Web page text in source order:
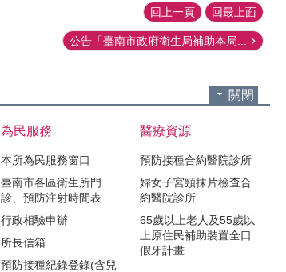
回上一頁 回最上面
公告「臺南市政府衛生局補助本局...
關閉
為民服務
本所為民服務窗口
臺南市各區衛生所門
診、預防注射時間表
行政相驗申辦
所長信箱
預防接種紀錄登錄(含兒
醫療資源
預防接種合約醫院診所
婦女子宮頸抹片檢查合
約醫院診所
65歲以上老人及55歲以
上原住民補助裝置全口
假牙計畫